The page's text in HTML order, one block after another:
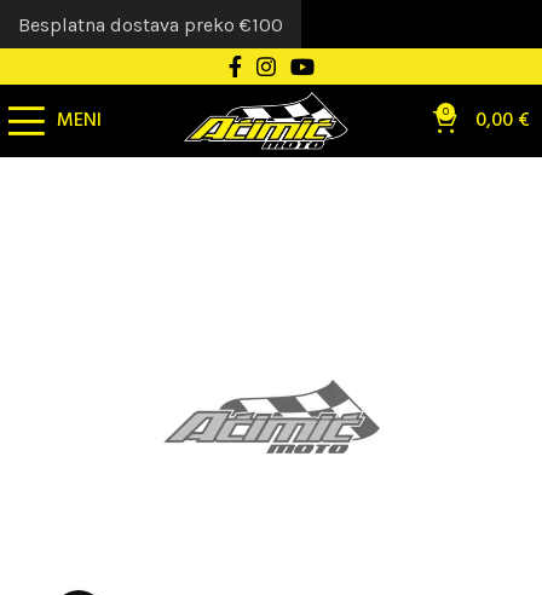
MENI 0 0,00€
Besplatna dostava preko €100